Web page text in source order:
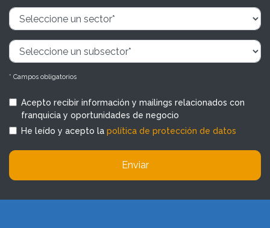
* Campos obligatorios
Acepto recibir información y mailings relacionados con
franquicia y oportunidades de negocio
He leído y acepto la política de protección de datos
Enviar